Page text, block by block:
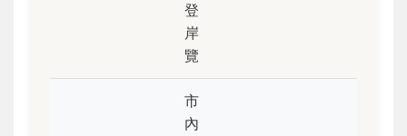
登
岸
覽
市
內